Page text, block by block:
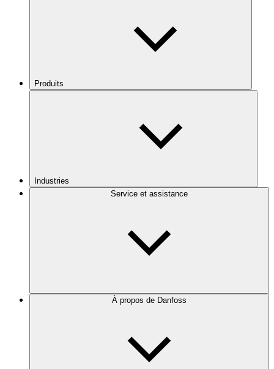
Produits
Industries
Service et assistance
À propos de Danfoss